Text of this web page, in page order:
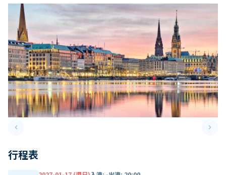
keyboard_arrow_leftPrevious slide keyboard_arrow_right
行程表